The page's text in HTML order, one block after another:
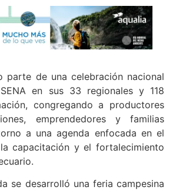
parte de una celebración nacional
en sus 33 regionales y 118
congregando a productores
emprendedores y familias
a una agenda enfocada en el
capacitación y el fortalecimiento
se desarrolló una feria campesina